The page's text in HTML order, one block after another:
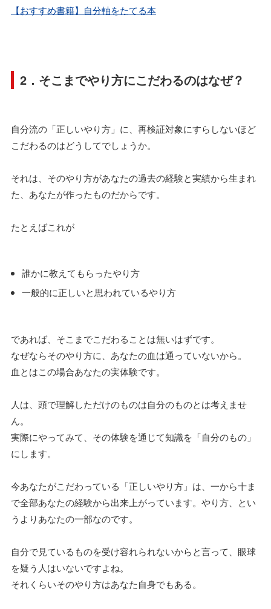
【おすすめ書籍】自分軸をたてる本
2．そこまでやり方にこだわるのはなぜ？
自分流の「正しいやり方」に、再検証対象にすらしないほど
こだわるのはどうしてでしょうか。
それは、そのやり方があなたの過去の経験と実績から生まれ
た、あなたが作ったものだからです。
たとえばこれが
誰かに教えてもらったやり方
一般的に正しいと思われているやり方
であれば、そこまでこだわることは無いはずです。
なぜならそのやり方に、あなたの血は通っていないから。
血とはこの場合あなたの実体験です。
人は、頭で理解しただけのものは自分のものとは考えませ
ん。
実際にやってみて、その体験を通じて知識を「自分のもの」
にします。
今あなたがこだわっている「正しいやり方」は、一から十ま
で全部あなたの経験から出来上がっています。やり方、とい
うよりあなたの一部なのです。
自分で見ているものを受け容れられないからと言って、眼球
を疑う人はいないですよね。
それくらいそのやり方はあなた自身でもある。